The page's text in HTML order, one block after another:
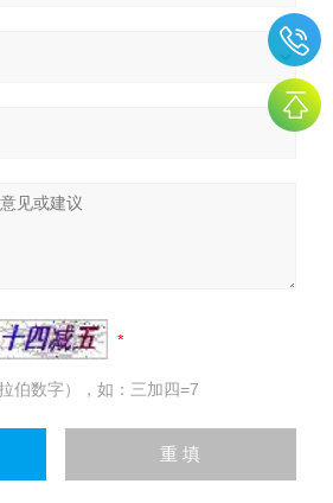
伯数字），如：三加四=7